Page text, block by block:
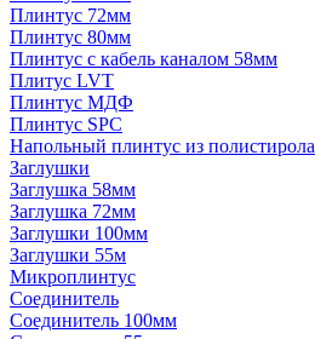
Плинтус 72мм
Плинтус 80мм
Плинтус с кабель каналом 58мм
Плитус LVT
Плинтус МДФ
Плинтус SPC
Напольный плинтус из полистирола
Заглушки
Заглушка 58мм
Заглушка 72мм
Заглушки 100мм
Заглушки 55м
Микроплинтус
Соединитель
Соединитель 100мм